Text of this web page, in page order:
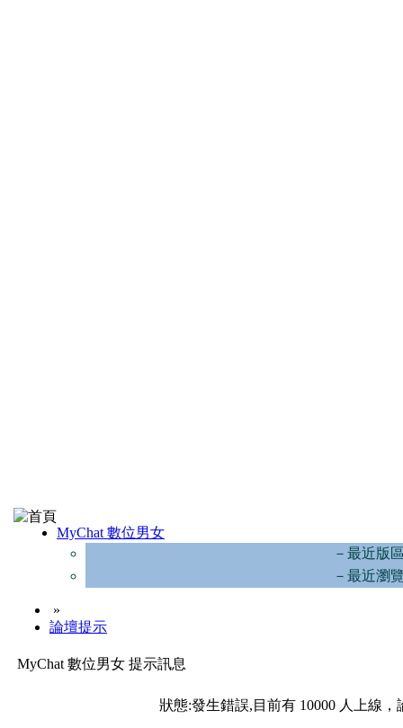
MyChat 數位男女
－最近版
－最近瀏
»
論壇提示
MyChat 數位男女 提示訊息
狀態:發生錯誤,目前有 10000 人上線